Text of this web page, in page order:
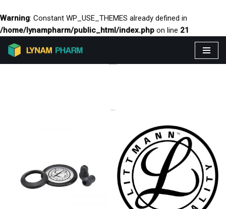
Warning: Constant WP_USE_THEMES already defined in
/home/lynampharm/public_html/index.php on line 21
Aller